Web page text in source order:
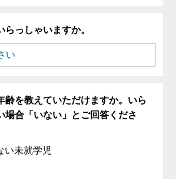
らっしゃいますか。
齢を教えていただけますか。いら
場合「いない」とご回答くださ
い未就学児